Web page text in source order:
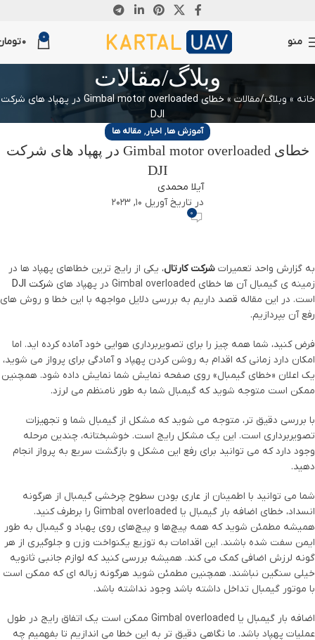
منو 0
0
وبلاگ/مقالات
خانه » وبلاگ/مقالات »
خطای Gimbal motor overloaded در پهپاد های شرکت
DJI
آموزش ها, اخبار, مقاله ها
خطای Gimbal motor overloaded در پهپاد های شرکت
DJI
آیلا محمدی
در تاریخ آوریل 10, 2023
0
به گزارش واحد تعمیرات شرکت کارتال، یکی از رایج ترین خطاهای پهپاد ها در
زمینه ی گیمبال آن ها خطای Gimbal overloaded در پهپاد های
شرکت DJI
است. در این مقاله قصد داریم به بررسی دلایل مواجهه با این خطا و روش های
رفع آن بپردازیم.
فرض کنید، شما همه چیز را برای تصویربرداری هوایی خود آماده کرده اید. اما
امکان دارد زمانی که اقدام به روشن کردن پهپاد و آمادگی برای پرواز می شوید،
یک اعلان «خطای گیمبال» روی صفحه نمایش شما نمایش داده شود. همچنین
ممکن است متوجه شوید که گیمبال شما به طور نامنظم می لرزد.
با بررسی دقیق تر، متوجه می شوید که مشکل از گیمبال شما و تجهیزات
تصویربرداری است. این یک مشکل رایج است. خوشبختانه، چندین مرحله
وجود دارد که می توانید برای رفع این مشکل و بازگشت سریع به پرواز انجام
دهید.
شما می توانید با اطمینان از عاری بودن سطوح چرخشی گیمبال از هرگونه
انسداد، خطای اضافه بار گیمبال یا Gimbal overloaded را برطرف کنید.
همیشه مطمئن شوید که همه پیچ‌ها و پیچ‌های روی پهباد و گیمبال به طور
ایمن سفت شده باشند. این اقدامات به توزیع یکنواخت وزن و جلوگیری از هر
گونه لرزش اضافی کمک می کند. همیشه بررسی کنید که لوازم جانبی ثانویه
خیلی سنگین نباشند. همچنین مطمئن شوید هرگونه زباله ای که ممکن است
با موتور گیمبال تداخل داشته باشد وجود نداشته باشد.
اضافه بار گیمبال یا Gimbal overloaded ممکن است یک اتفاق رایج در طول
عملیات پهپاد باشد. ما نگاهی دقیق تر به این خطا می اندازیم تا بفهمیم چه